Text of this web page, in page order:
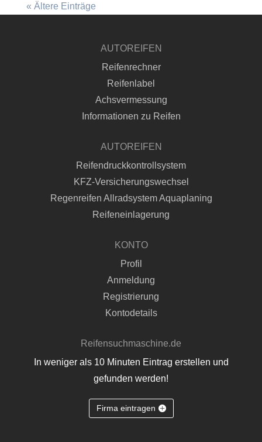
« Ältere Einträge
AUTOREIFEN
Reifenrechner
Reifenlabel
Achsvermessung
Informationen zu Reifen
AUTOREIFEN
Reifendruckkontrollsystem
KFZ-Versicherungswechsel
Regenreifen Allradsystem Aquaplaning
Reifeneinlagerung
KONTO
Profil
Anmeldung
Registrierung
Kontodetails
Reifensuchmaschine.de
In weniger als 10 Minuten Eintrag erstellen und
gefunden werden!
Firma eintragen